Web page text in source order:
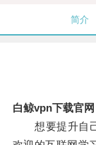
简介
白鲸vpn下载官网
想要提升自己